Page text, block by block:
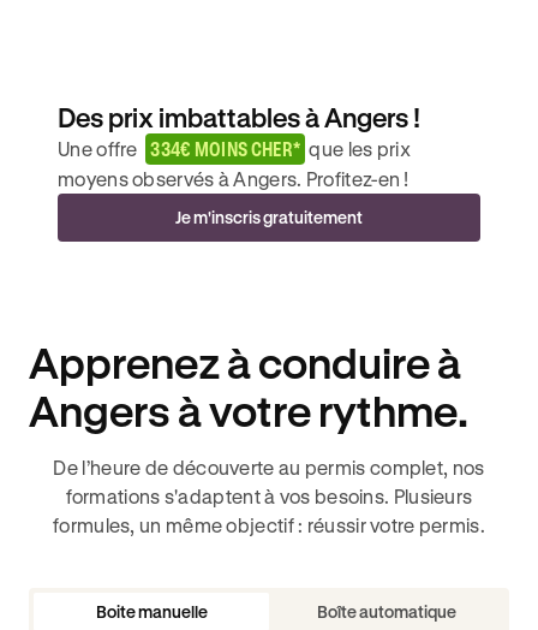
Des prix imbattables à Angers !
Une offre 334€ MOINS CHER* que les prix
moyens observés à Angers. Profitez-en !
Je m'inscris gratuitement
Apprenez à conduire à
Angers à votre rythme.
De l’heure de découverte au permis complet, nos
formations s'adaptent à vos besoins. Plusieurs
formules, un même objectif : réussir votre permis.
Boite manuelle Boîte automatique